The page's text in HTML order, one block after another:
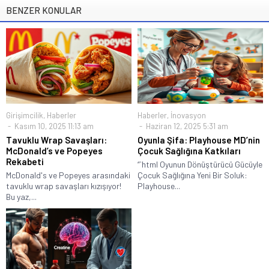
BENZER KONULAR
Girişimcilik, Haberler
Kasım 10, 2025 11:13 am
Tavuklu Wrap Savaşları:
McDonald’s ve Popeyes
Rekabeti
McDonald's ve Popeyes arasındaki
tavuklu wrap savaşları kızışıyor!
Bu yaz,...
Haberler, İnovasyon
Haziran 12, 2025 5:31 am
Oyunla Şifa: Playhouse MD’nin
Çocuk Sağlığına Katkıları
“`html Oyunun Dönüştürücü Gücüyle
Çocuk Sağlığına Yeni Bir Soluk:
Playhouse...